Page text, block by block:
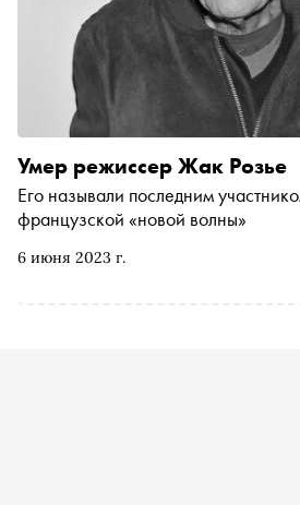
6 июня 2023 г.
Умер режиссер Жак Розье
Его называли последним
французской «новой волны»